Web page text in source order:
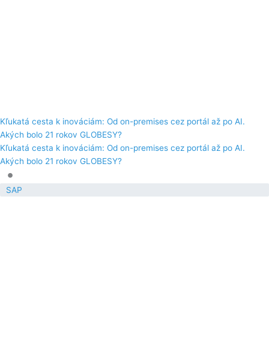
Kľukatá cesta k inováciám: Od on-premises cez portál až po AI.
Akých bolo 21 rokov GLOBESY?
Kľukatá cesta k inováciám: Od on-premises cez portál až po AI.
Akých bolo 21 rokov GLOBESY?
•
SAP